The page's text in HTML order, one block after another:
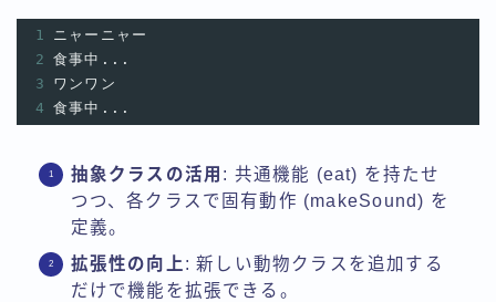
1
ニャーニャー
2 食事中...
3
ワンワン
4 食事中...
抽象クラスの活用 : 共通機能 (eat) を持たせ
つつ、各クラスで固有動作 (makeSound) を
定義。
拡張性の向上 : 新しい動物クラスを追加する
だけで機能を拡張できる。